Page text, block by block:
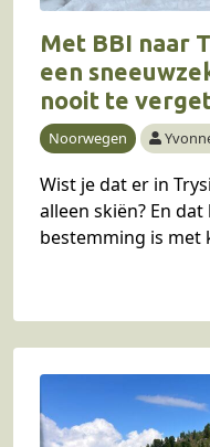
Met BBI naar
een
nooit te
Noorwegen
Wist je dat er in
alleen skiën? En
bestemming is met